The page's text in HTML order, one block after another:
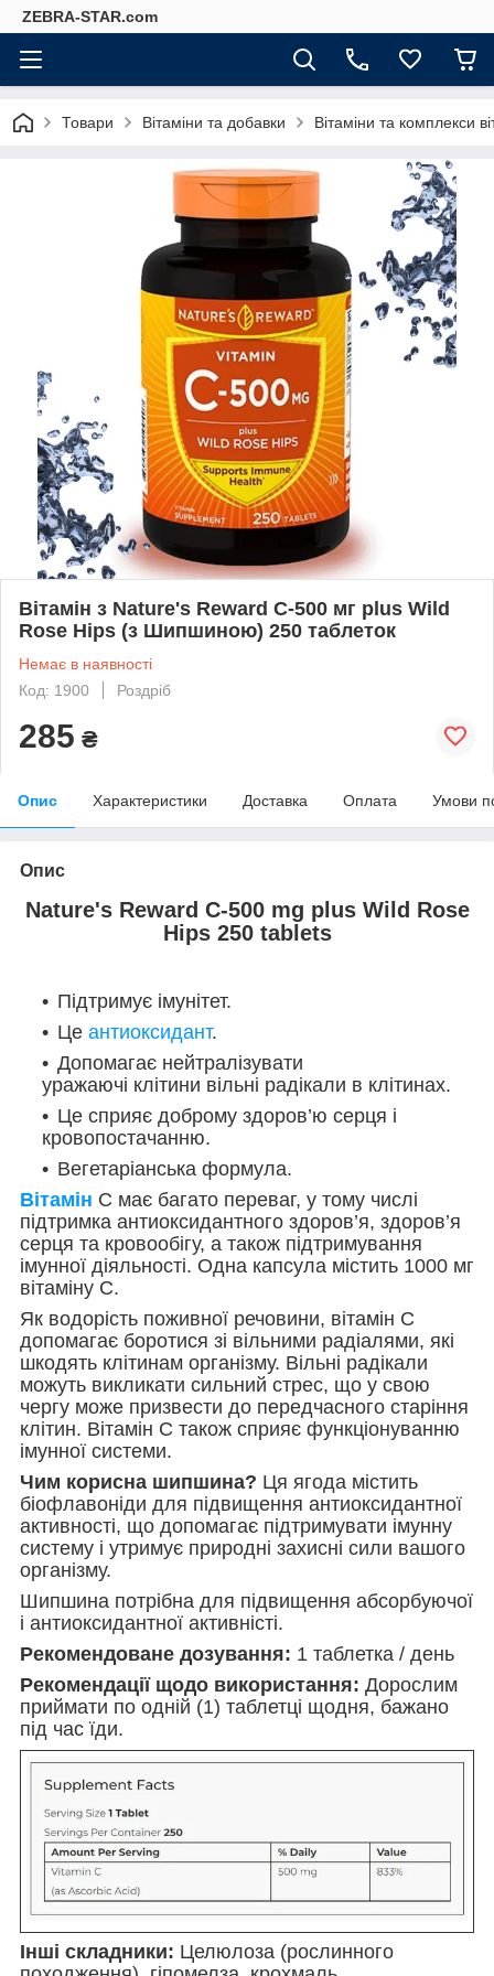
ZEBRA-STAR.com
Товари Вітаміни та добавки Вітаміни та комплекси
Вітамін з Nature's Reward C-500 мг plus Wild
Rose Hips (з Шипшиною) 250 таблеток
Немає в наявності
Код: 1900
Роздріб
285 ₴
Опис Характеристики Доставка Оплата Умови
Опис
Nature's Reward C-500 mg plus Wild Rose
Hips 250 tablets
Підтримує імунітет.
Це антиоксидант.
Допомагає нейтралізувати
уражаючі клітини вільні радікали в клітинах.
Це сприяє доброму здоров’ю серця і
кровопостачанню.
Вегетаріанська формула.
Вітамін С має багато переваг, у тому числі
підтримка антиоксидантного здоров’я, здоров’я
серця та кровообігу, а також підтримування
імунної діяльності. Одна капсула містить 1000 мг
вітаміну С.
Як водорість поживної речовини, вітамін С
допомагає боротися зі вільними радіалями, які
шкодять клітинам організму. Вільні радікали
можуть викликати сильний стрес, що у свою
чергу може призвести до передчасного старіння
клітин. Вітамін С також сприяє функціонуванню
імунної системи.
Чим корисна шипшина? Ця ягода містить
біофлавоніди для підвищення антиоксидантної
активності, що допомагає підтримувати імунну
систему і утримує природні захисні сили вашого
організму.
Шипшина потрібна для підвищення абсорбуючої
і антиоксидантної активністі.
Рекомендоване дозування: 1 таблетка / день
Рекомендації щодо використання: Дорослим
приймати по одній (1) таблетці щодня, бажано
під час їди.
Інші складники: Целюлоза (рослинного